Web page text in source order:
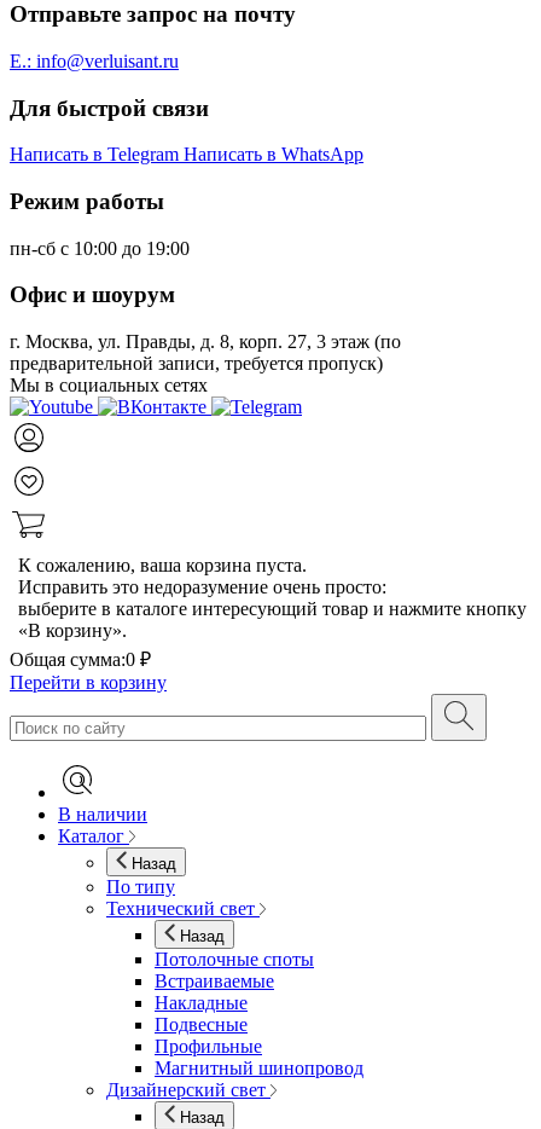
Отправьте запрос на почту
E.: info@verluisant.ru
Для быстрой связи
Написать в Telegram Написать в WhatsApp
Режим работы
пн-сб с 10:00 до 19:00
Офис и шоурум
г. Москва, ул. Правды, д. 8, корп. 27, 3 этаж (по
предварительной записи, требуется пропуск)
Мы в социальных сетях
К сожалению, ваша корзина пуста.
Исправить это недоразумение очень просто:
выберите в каталоге интересующий товар и нажмите кнопку
«В корзину».
Общая сумма:0 ₽
Перейти в корзину
В наличии
Каталог
Назад
По типу
Технический свет
Назад
Потолочные споты
Встраиваемые
Накладные
Подвесные
Профильные
Магнитный шинопровод
Дизайнерский свет
Назад